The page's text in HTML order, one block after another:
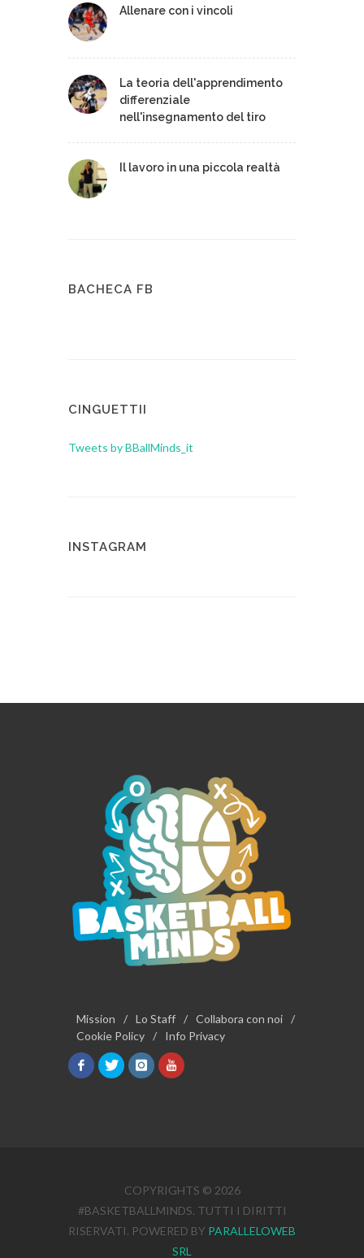
Allenare con i vincoli
La teoria dell'apprendimento
differenziale
nell'insegnamento del tiro
Il lavoro in una piccola realtà
BACHECA FB
CINGUETTII
Tweets by BBallMinds_it
INSTAGRAM
Mission / Lo Staff / Collabora con noi /
Cookie Policy / Info Privacy
COPYRIGHTS © 2026
#BASKETBALLMINDS. TUTTI I DIRITTI
RISERVATI. POWERED BY PARALLELOWEB
SRL